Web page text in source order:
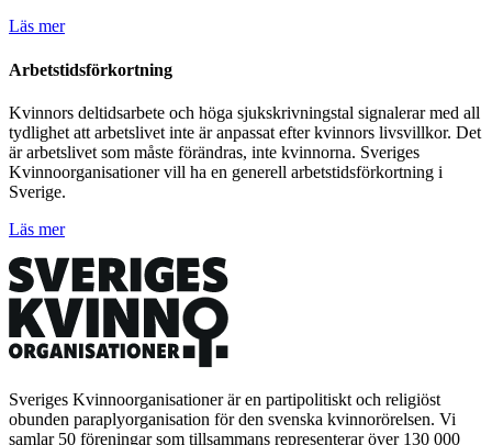
Läs mer
Arbetstidsförkortning
Kvinnors deltidsarbete och höga sjukskrivningstal signalerar med all
tydlighet att arbetslivet inte är anpassat efter kvinnors livsvillkor. Det
är arbetslivet som måste förändras, inte kvinnorna. Sveriges
Kvinnoorganisationer vill ha en generell arbetstidsförkortning i
Sverige.
Läs mer
Sveriges Kvinnoorganisationer är en partipolitiskt och religiöst
obunden paraplyorganisation för den svenska kvinnorörelsen. Vi
samlar 50 föreningar som tillsammans representerar över 130 000